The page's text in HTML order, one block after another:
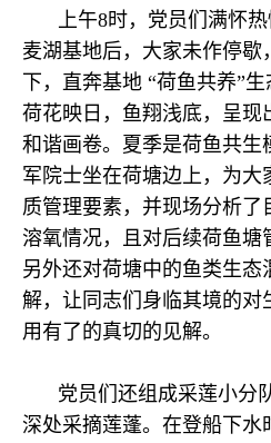
上午8时，党员们满怀
麦湖基地后，大家未作停歇
下，直奔基地 “荷鱼共养”生
荷花映日，鱼翔浅底，呈现
和谐画卷。夏季是荷鱼共生
军院士坐在荷塘边上，为大
质管理要素，并现场分析了
溶氧情况，且对后续荷鱼塘
另外还对荷塘中的鱼类生态
解，让同志们身临其境的对
用有了的真切的见解。
党员们还组成采莲小分
深处采摘莲蓬。在登船下水